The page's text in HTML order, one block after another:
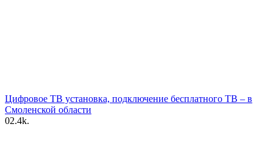
Цифровое ТВ установка, подключение бесплатного ТВ – в
Смоленской области
02.4k.